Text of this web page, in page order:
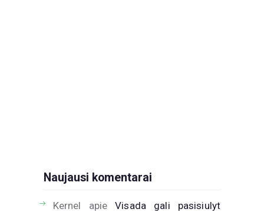
Naujausi komentarai
Kernel apieVisada gali pasisiulyt